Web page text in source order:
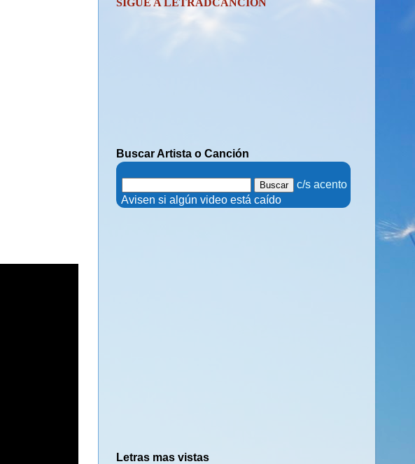
SIGUE A LETRADCANCION
Buscar Artista o Canción
c/s acento
. Avisen si algún video está caído
Letras mas vistas